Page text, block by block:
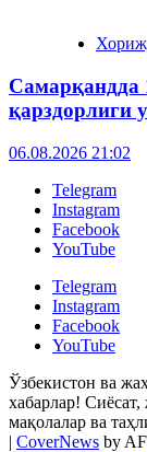
Самарқандда
қарздорлиги
06.08.2026 21:02
Telegram
Instagram
Facebook
YouTube
Telegram
Instagram
Facebook
YouTube
Ўзбекистон ва
хабарлар! Сиёсат,
мақолалар ва
| CoverNews by